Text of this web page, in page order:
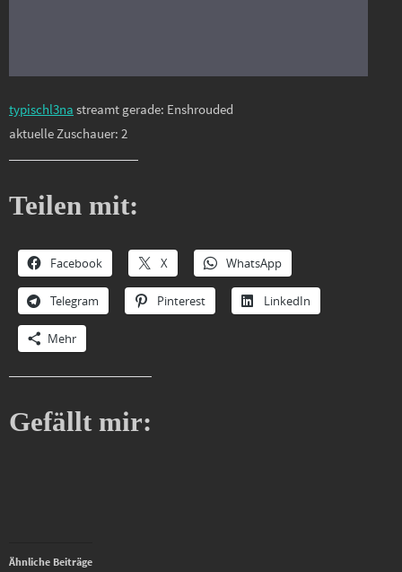
typischl3na streamt gerade: Enshrouded
aktuelle Zuschauer: 2
Teilen mit:
Facebook X WhatsApp
Telegram Pinterest LinkedIn
Mehr
Gefällt mir:
Ähnliche Beiträge